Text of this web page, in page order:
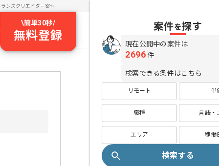
ランスクリエイター案件
\簡単30秒/
無料登録
案件を探す
現在公開中の案件は
2696 件
検索できる条件はこちら
リモート 単
職種 言語・
エリア 稼働
検索する